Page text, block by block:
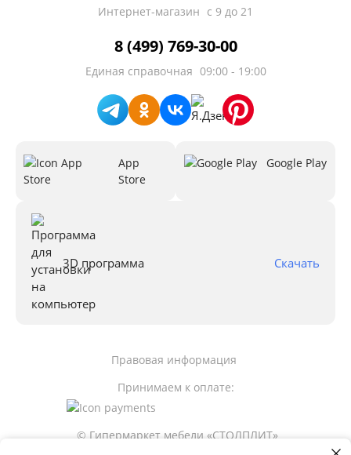
Интернет-магазин с 9 до 21
8 (499) 769-30-00
Единая справочная 09:00 - 19:00
App
Store
Google Play
3D программа Скачать
© Гипермаркет мебели «СТОЛПЛИТ»
Принимаем к оплате:
Правовая информация